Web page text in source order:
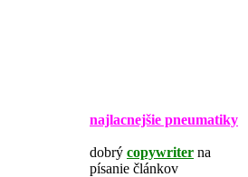
najlacnejšie pneumatiky
dobrý copywriter na
písanie článkov